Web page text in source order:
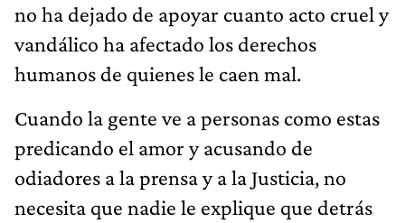
no ha dejado de apoyar cuanto acto cruel y
vandálico ha afectado los derechos
humanos de quienes le caen mal.
Cuando la gente ve a personas como estas
predicando el amor y acusando de
odiadores a la prensa y a la Justicia, no
necesita que nadie le explique que detrás